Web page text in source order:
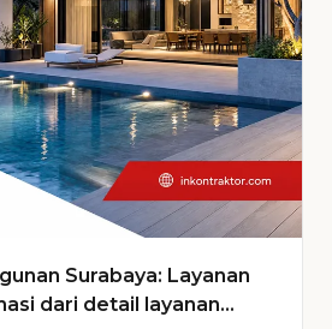
Surabaya: Layanan
dari detail layanan